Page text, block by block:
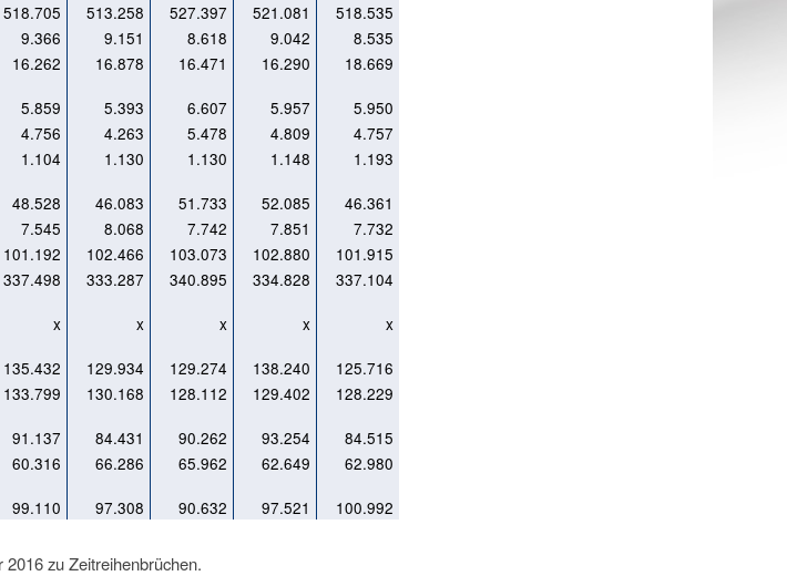
518.705 513.258 527.397 521.081
518.535
9.366 9.151 8.618 9.042
8.535
16.262 16.878 16.471 16.290
18.669
5.859 5.393 6.607 5.957
5.950
4.756 4.263 5.478 4.809
4.757
1.104 1.130 1.130 1.148
1.193
48.528 46.083 51.733 52.085
46.361
7.545 8.068 7.742 7.851
7.732
101.192 102.466 103.073 102.880
101.915
337.498 333.287 340.895 334.828 337.104
x x x x x
135.432 129.934 129.274 138.240 125.716
133.799 130.168 128.112 129.402 128.229
91.137 84.431 90.262 93.254 84.515
60.316 66.286 65.962 62.649 62.980
99.110 97.308 90.632 97.521 100.992
zu Zeitreihenbrüchen.